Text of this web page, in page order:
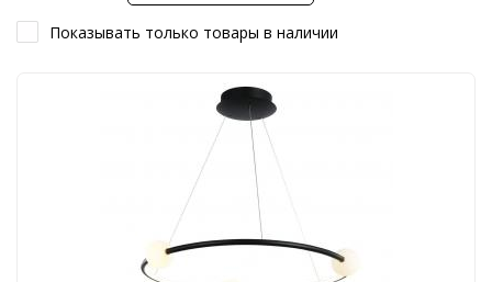
Показывать только товары в наличии